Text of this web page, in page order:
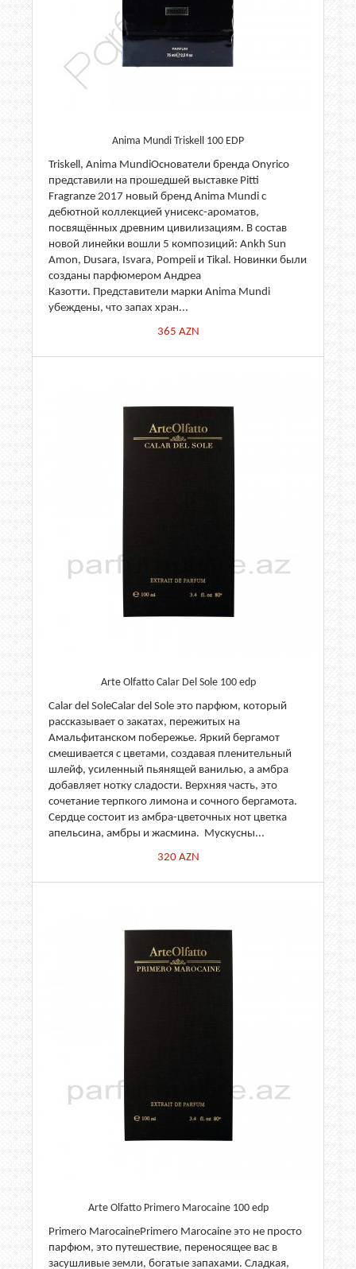
Anima Mundi Triskell 100 EDP
Triskell, Anima MundiОснователи бренда Onyrico
представили на прошедшей выставке Pitti
Fragranze 2017 новый бренд Anima Mundi с
дебютной коллекцией унисекс-ароматов,
посвящённых древним цивилизациям. В состав
новой линейки вошли 5 композиций: Ankh Sun
Amon, Dusara, Isvara, Pompeii и Tikal. Новинки были
созданы парфюмером Андреа
Казотти. Представители марки Anima Mundi
убеждены, что запах хран...
365 AZN
Arte Olfatto Calar Del Sole 100 edp
Calar del SoleCalar del Sole это парфюм, который
рассказывает о закатах, пережитых на
Амальфитанском побережье. Яркий бергамот
смешивается с цветами, создавая пленительный
шлейф, усиленный пьянящей ванилью, а амбра
добавляет нотку сладости. Верхняя часть, это
сочетание терпкого лимона и сочного бергамота.
Сердце состоит из амбра-цветочных нот цветка
апельсина, амбры и жасмина. Мускусны...
320AZN
Arte Olfatto Primero Marocaine 100 edp
Primero MarocainePrimero Marocaine это не просто
парфюм, это путешествие, переносящее вас в
засушливые земли, богатые запахами. Сладкая,